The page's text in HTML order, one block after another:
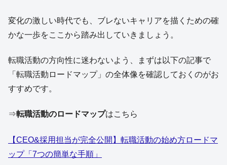
変化の激しい時代でも、ブレないキャリアを描くための確
かな一歩をここから踏み出していきましょう。
転職活動の方向性に迷わないよう、まずは以下の記事で
「転職活動ロードマップ」の全体像を確認しておくのがお
すすめです。
⇒転職活動のロードマップはこちら
【CEO&採用担当が完全公開】転職活動の始め方ロードマ
ップ「7つの簡単な手順」